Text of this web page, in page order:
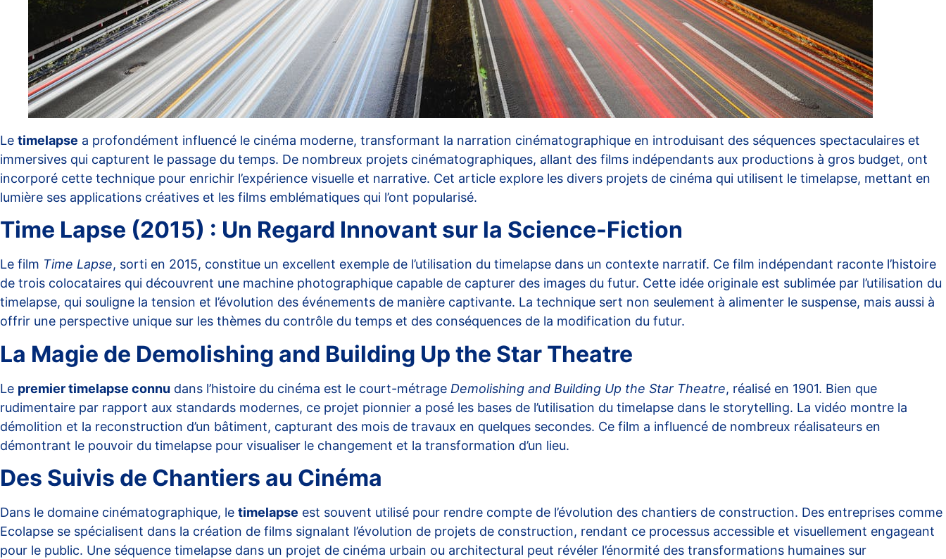
Le timelapse a profondément influencé le cinéma moderne, transformant la narration cinématographique en introduisant des séquences spectaculaires et
immersives qui capturent le passage du temps. De nombreux projets cinématographiques, allant des films indépendants aux productions à gros budget, ont
incorporé cette technique pour enrichir l’expérience visuelle et narrative. Cet article explore les divers projets de cinéma qui utilisent le timelapse, mettant en
lumière ses applications créatives et les films emblématiques qui l’ont popularisé.
Time Lapse (2015) : Un Regard Innovant sur la Science-Fiction
Le film Time Lapse, sorti en 2015, constitue un excellent exemple de l’utilisation du timelapse dans un contexte narratif. Ce film indépendant raconte l’histoire
de trois colocataires qui découvrent une machine photographique capable de capturer des images du futur. Cette idée originale est sublimée par l’utilisation du
timelapse, qui souligne la tension et l’évolution des événements de manière captivante. La technique sert non seulement à alimenter le suspense, mais aussi à
offrir une perspective unique sur les thèmes du contrôle du temps et des conséquences de la modification du futur.
La Magie de Demolishing and Building Up the Star Theatre
Le premier timelapse connu dans l’histoire du cinéma est le court-métrage Demolishing and Building Up the Star Theatre, réalisé en 1901. Bien que
rudimentaire par rapport aux standards modernes, ce projet pionnier a posé les bases de l’utilisation du timelapse dans le storytelling. La vidéo montre la
démolition et la reconstruction d’un bâtiment, capturant des mois de travaux en quelques secondes. Ce film a influencé de nombreux réalisateurs en
démontrant le pouvoir du timelapse pour visualiser le changement et la transformation d’un lieu.
Des Suivis de Chantiers au Cinéma
Dans le domaine cinématographique, le timelapse est souvent utilisé pour rendre compte de l’évolution des chantiers de construction. Des entreprises comme
Ecolapse se spécialisent dans la création de films signalant l’évolution de projets de construction, rendant ce processus accessible et visuellement engageant
pour le public. Une séquence timelapse dans un projet de cinéma urbain ou architectural peut révéler l’énormité des transformations humaines sur